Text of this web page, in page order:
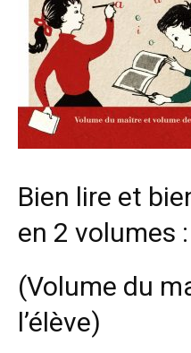
Bien lire et
en 2 volumes :
(Volume du
l’élève)